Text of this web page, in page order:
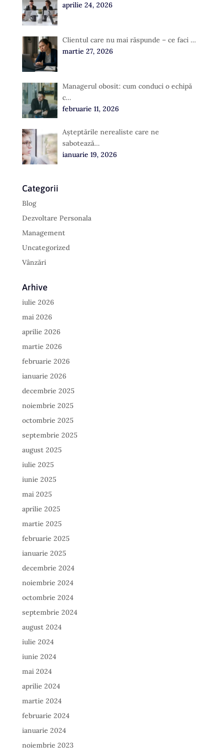
aprilie 24, 2026
Clientul care nu mai răspunde – ce faci …
martie 27, 2026
Managerul obosit: cum conduci o echipă
c…
februarie 11, 2026
Așteptările nerealiste care ne
sabotează…
ianuarie 19, 2026
Categorii
Blog
Dezvoltare Personala
Management
Uncategorized
Vânzări
Arhive
iulie 2026
mai 2026
aprilie 2026
martie 2026
februarie 2026
ianuarie 2026
decembrie 2025
noiembrie 2025
octombrie 2025
septembrie 2025
august 2025
iulie 2025
iunie 2025
mai 2025
aprilie 2025
martie 2025
februarie 2025
ianuarie 2025
decembrie 2024
noiembrie 2024
octombrie 2024
septembrie 2024
august 2024
iulie 2024
iunie 2024
mai 2024
aprilie 2024
martie 2024
februarie 2024
ianuarie 2024
noiembrie 2023